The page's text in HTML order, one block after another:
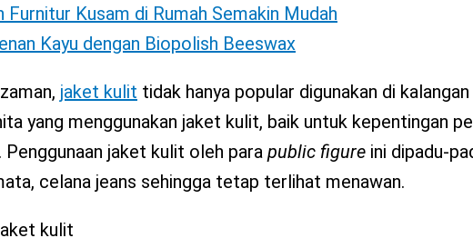
Kusam di Rumah Semakin Mudah
Kayu dengan Biopolish Beeswax
jaket kulit tidak hanya popular digunakan di
yang menggunakan jaket kulit, baik untuk kepentingan
Penggunaan jaket kulit oleh para public figure ini dipadu-
celana jeans sehingga tetap terlihat menawan.